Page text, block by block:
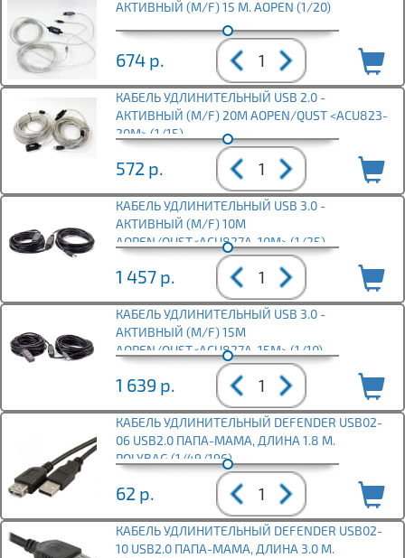
АКТИВНЫЙ (M/F) 15 М. AOPEN (1/20)
674 р.
КАБЕЛЬ УДЛИНИТЕЛЬНЫЙ USB 2.0 -
АКТИВНЫЙ (M/F) 20М AOPEN/QUST <ACU823-
20M> (1/15)
572 р.
КАБЕЛЬ УДЛИНИТЕЛЬНЫЙ USB 3.0 -
АКТИВНЫЙ (M/F) 10М
AOPEN/QUST<ACU827A-10M> (1/25)
1 457 р.
КАБЕЛЬ УДЛИНИТЕЛЬНЫЙ USB 3.0 -
АКТИВНЫЙ (M/F) 15М
AOPEN/QUST<ACU827A-15M> (1/10)
1 639 р.
КАБЕЛЬ УДЛИНИТЕЛЬНЫЙ DEFENDER USB02-
06 USB2.0 ПАПА-МАМА, ДЛИНА 1.8 М.
POLYBAG (1/49/196)
62 р.
КАБЕЛЬ УДЛИНИТЕЛЬНЫЙ DEFENDER USB02-
10 USB2.0 ПАПА-МАМА, ДЛИНА 3.0 М.